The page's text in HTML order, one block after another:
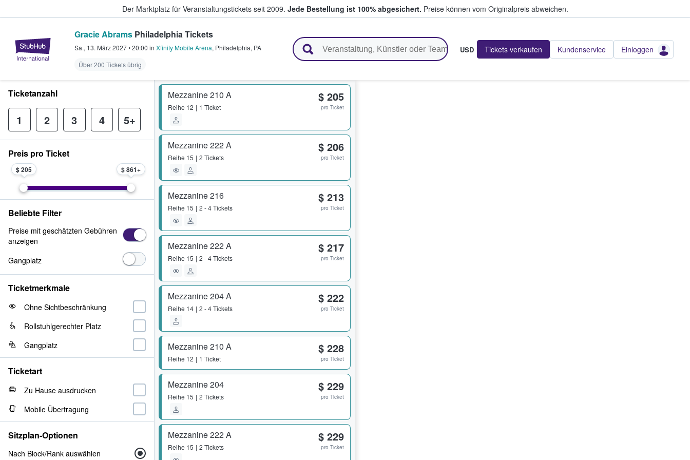
Der Marktplatz für Veranstaltungstickets seit 2009. Jede Bestellung ist 100% abgesichert. Preise können vom Originalpreis abweichen.
StubHub - Wo Fans Tickets kaufen & verkaufen
Gracie Abrams Philadelphia Tickets
Sa., 13. März 2027•20:00 in Xfinity Mobile Arena, Philadelphia, PA
Über 200 Tickets übrig
USD Tickets verkaufen Kundenservice Einloggen
Mezzanine 210 A
Reihe 12 1 Ticket
$ 205
pro Ticket
Mezzanine 222 A
Reihe 15 2 Tickets
$ 206
pro Ticket
Mezzanine 216
Reihe 15 2 - 4 Tickets
$ 213
pro Ticket
Mezzanine 222 A
Reihe 15 2 - 4 Tickets
$ 217
pro Ticket
Mezzanine 204 A
Reihe 14 2 - 4 Tickets
$ 222
pro Ticket
Mezzanine 210 A
Reihe 12 1 Ticket
$ 228
pro Ticket
Mezzanine 204
Reihe 15 2 Tickets
$ 229
pro Ticket
Mezzanine 222 A
Reihe 15 2 Tickets
$ 229
pro Ticket
Ticketanzahl
1 2 3 4 5+
Preis pro Ticket
$ 205 $ 861
Beliebte Filter
Preise mit geschätzten Gebühren
anzeigen
Gangplatz
Ticketmerkmale
Ohne Sichtbeschränkung
Rollstuhlgerechter Platz
Gangplatz
Ticketart
Zu Hause ausdrucken
Mobile Übertragung
Sitzplan-Optionen
Nach Block/Rank auswählen